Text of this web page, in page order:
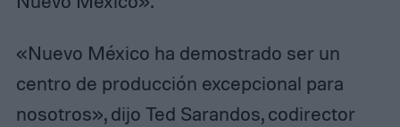
«Nuevo México ha demostrado ser un
centro de producción excepcional para
nosotros», dijo Ted Sarandos, codirector